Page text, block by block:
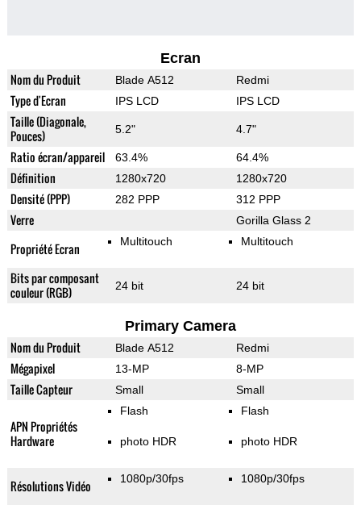
Ecran
Nom du Produit Blade A512 Redmi
Type d'Ecran IPS LCD IPS LCD
Taille (Diagonale,
Pouces)
5.2" 4.7"
Ratio écran/appareil 63.4% 64.4%
Définition 1280x720 1280x720
Densité (PPP) 282 PPP 312 PPP
Verre Gorilla Glass 2
Propriété Ecran Multitouch Multitouch
Bits par composant
couleur (RGB)
24 bit 24 bit
Primary Camera
Nom du Produit Blade A512 Redmi
Mégapixel 13-MP 8-MP
Taille Capteur Small Small
APN Propriétés
Hardware
Flash
photo HDR
Flash
photo HDR
Résolutions Vidéo 1080p/30fps 1080p/30fps